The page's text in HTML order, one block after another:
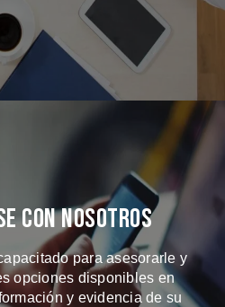
Con Nosotros
para asesorarle y
opciones disponibles en
y evidencia de su